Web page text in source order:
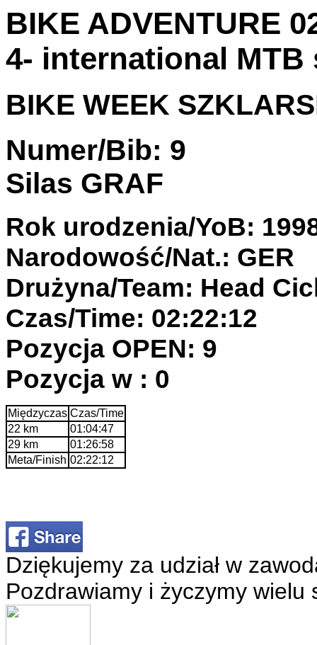
BIKE ADVENTURE
4- international MTB
BIKE WEEK
Numer/Bib: 9
Silas GRAF
Rok urodzenia/YoB:
Narodowość/Nat.: GER
Drużyna/Team: Head
Czas/Time: 02:22:12
Pozycja OPEN: 9
Pozycja w : 0
Międzyczas Czas/Time
22 km
01:04:47
29 km
01:26:58
Meta/Finish 02:22:12
Dziękujemy za udział w
Pozdrawiamy i życzymy wielu